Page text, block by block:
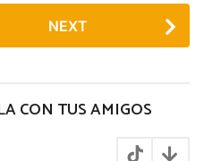
NEXT
CON TUS AMIGOS